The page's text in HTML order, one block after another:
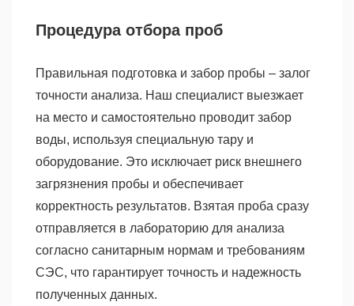
Процедура отбора проб
Правильная подготовка и забор пробы – залог
точности анализа. Наш специалист выезжает
на место и самостоятельно проводит забор
воды, используя специальную тару и
оборудование. Это исключает риск внешнего
загрязнения пробы и обеспечивает
корректность результатов. Взятая проба сразу
отправляется в лабораторию для анализа
согласно санитарным нормам и требованиям
СЭС, что гарантирует точность и надежность
полученных данных.